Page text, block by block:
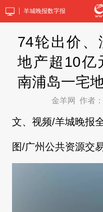
羊城晚报数字报
74轮出价、
地产超10亿
南浦岛一宅
金羊网 作者
文、视频/羊城晚报
图/广州公共资源交